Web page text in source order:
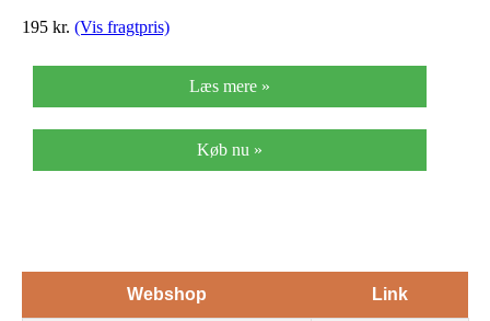
195 kr. (Vis fragtpris)
Læs mere »
Køb nu »
Webshop Link